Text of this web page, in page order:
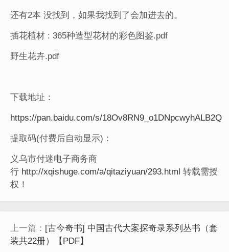
还有2本 没找到，如果我找到了会加进去的。
插花植材 : 365种造型花材的彩色图鉴.pdf
野生花卉.pdf
下载地址：
https://pan.baidu.com/s/18Ov8RN9_o1DNpcwyhALB2Q
提取码(付费后自动显示)：
义乌市付迷电子商务商
行 http://xqishuge.com/a/qitaziyuan/293.html 转载需授
权！
上一篇： [古今奇书] 中国古代大案探奇录系列丛书（套
装共22册）【PDF】